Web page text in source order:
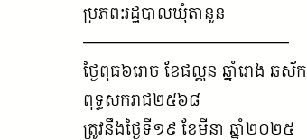
ប្រភព:រដ្ឋបាលឃុំតានូន
————————————
ថ្ងៃពុធ៦រោច ខែផល្គុន ឆ្នាំរោង ឆស័ក
ពុទ្ធសករាជ២៥៦៨
ត្រូវនឹងថ្ងៃទី១៩ ខែមីនា ឆ្នាំ២០២៥